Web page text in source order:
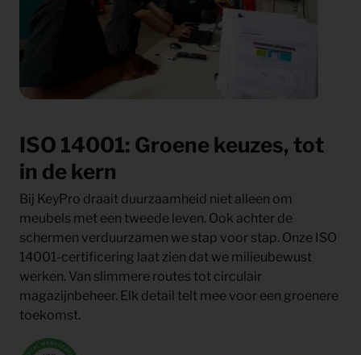
ISO 14001: Groene keuzes, tot
in de kern
Bij KeyPro draait duurzaamheid niet alleen om
meubels met een tweede leven. Ook achter de
schermen verduurzamen we stap voor stap. Onze ISO
14001-certificering laat zien dat we milieubewust
werken. Van slimmere routes tot circulair
magazijnbeheer. Elk detail telt mee voor een groenere
toekomst.